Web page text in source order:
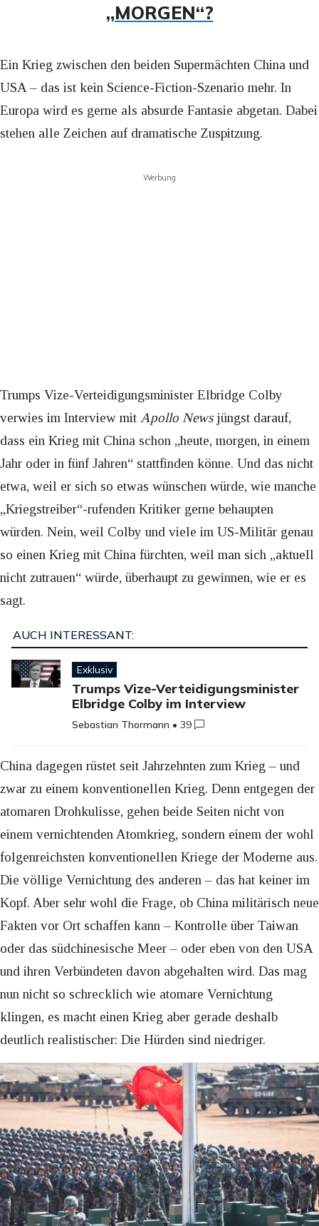
„MORGEN“?
Ein Krieg zwischen den beiden Supermächten China und
USA – das ist kein Science-Fiction-Szenario mehr. In
Europa wird es gerne als absurde Fantasie abgetan. Dabei
stehen alle Zeichen auf dramatische Zuspitzung.
Werbung
Trumps Vize-Verteidigungsminister Elbridge Colby
verwies im Interview mit Apollo Newsjüngst darauf,
dass ein Krieg mit China schon „heute, morgen, in einem
Jahr oder in fünf Jahren“ stattfinden könne. Und das nicht
etwa, weil er sich so etwas wünschen würde, wie manche
„Kriegstreiber“-rufenden Kritiker gerne behaupten
würden. Nein, weil Colby und viele im US-Militär genau
so einen Krieg mit China fürchten, weil man sich „aktuell
nicht zutrauen“ würde, überhaupt zu gewinnen, wie er es
sagt.
AUCH INTERESSANT:
Exklusiv
Trumps Vize-Verteidigungsminister
Elbridge Colby im Interview
Sebastian Thormann •39
China dagegen rüstet seit Jahrzehnten zum Krieg – und
zwar zu einem konventionellen Krieg. Denn entgegen der
atomaren Drohkulisse, gehen beide Seiten nicht von
einem vernichtenden Atomkrieg, sondern einem der wohl
folgenreichsten konventionellen Kriege der Moderne aus.
Die völlige Vernichtung des anderen – das hat keiner im
Kopf. Aber sehr wohl die Frage, ob China militärisch neue
Fakten vor Ort schaffen kann – Kontrolle über Taiwan
oder das südchinesische Meer – oder eben von den USA
und ihren Verbündeten davon abgehalten wird. Das mag
nun nicht so schrecklich wie atomare Vernichtung
klingen, es macht einen Krieg aber gerade deshalb
deutlich realistischer: Die Hürden sind niedriger.